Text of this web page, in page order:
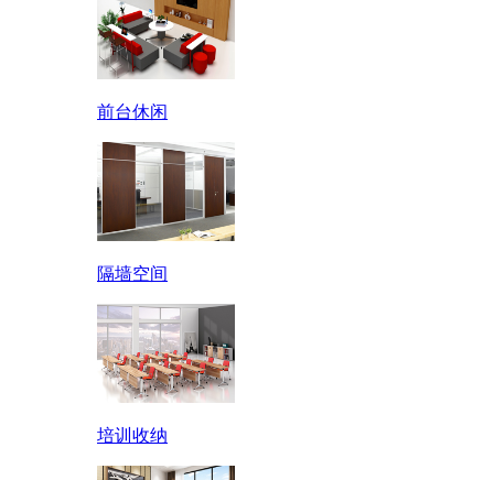
前台休闲
隔墙空间
培训收纳